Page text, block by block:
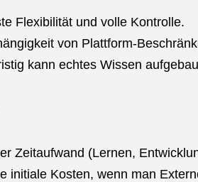
Flexibilität und volle Kontrolle.
von Plattform-
kann echtes Wissen
Zeitaufwand (Lernen,
initiale Kosten, wenn man